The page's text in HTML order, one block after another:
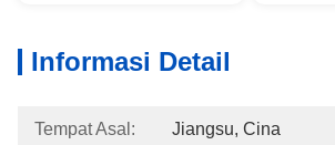
Informasi Detail
Tempat Asal: Jiangsu, Cina